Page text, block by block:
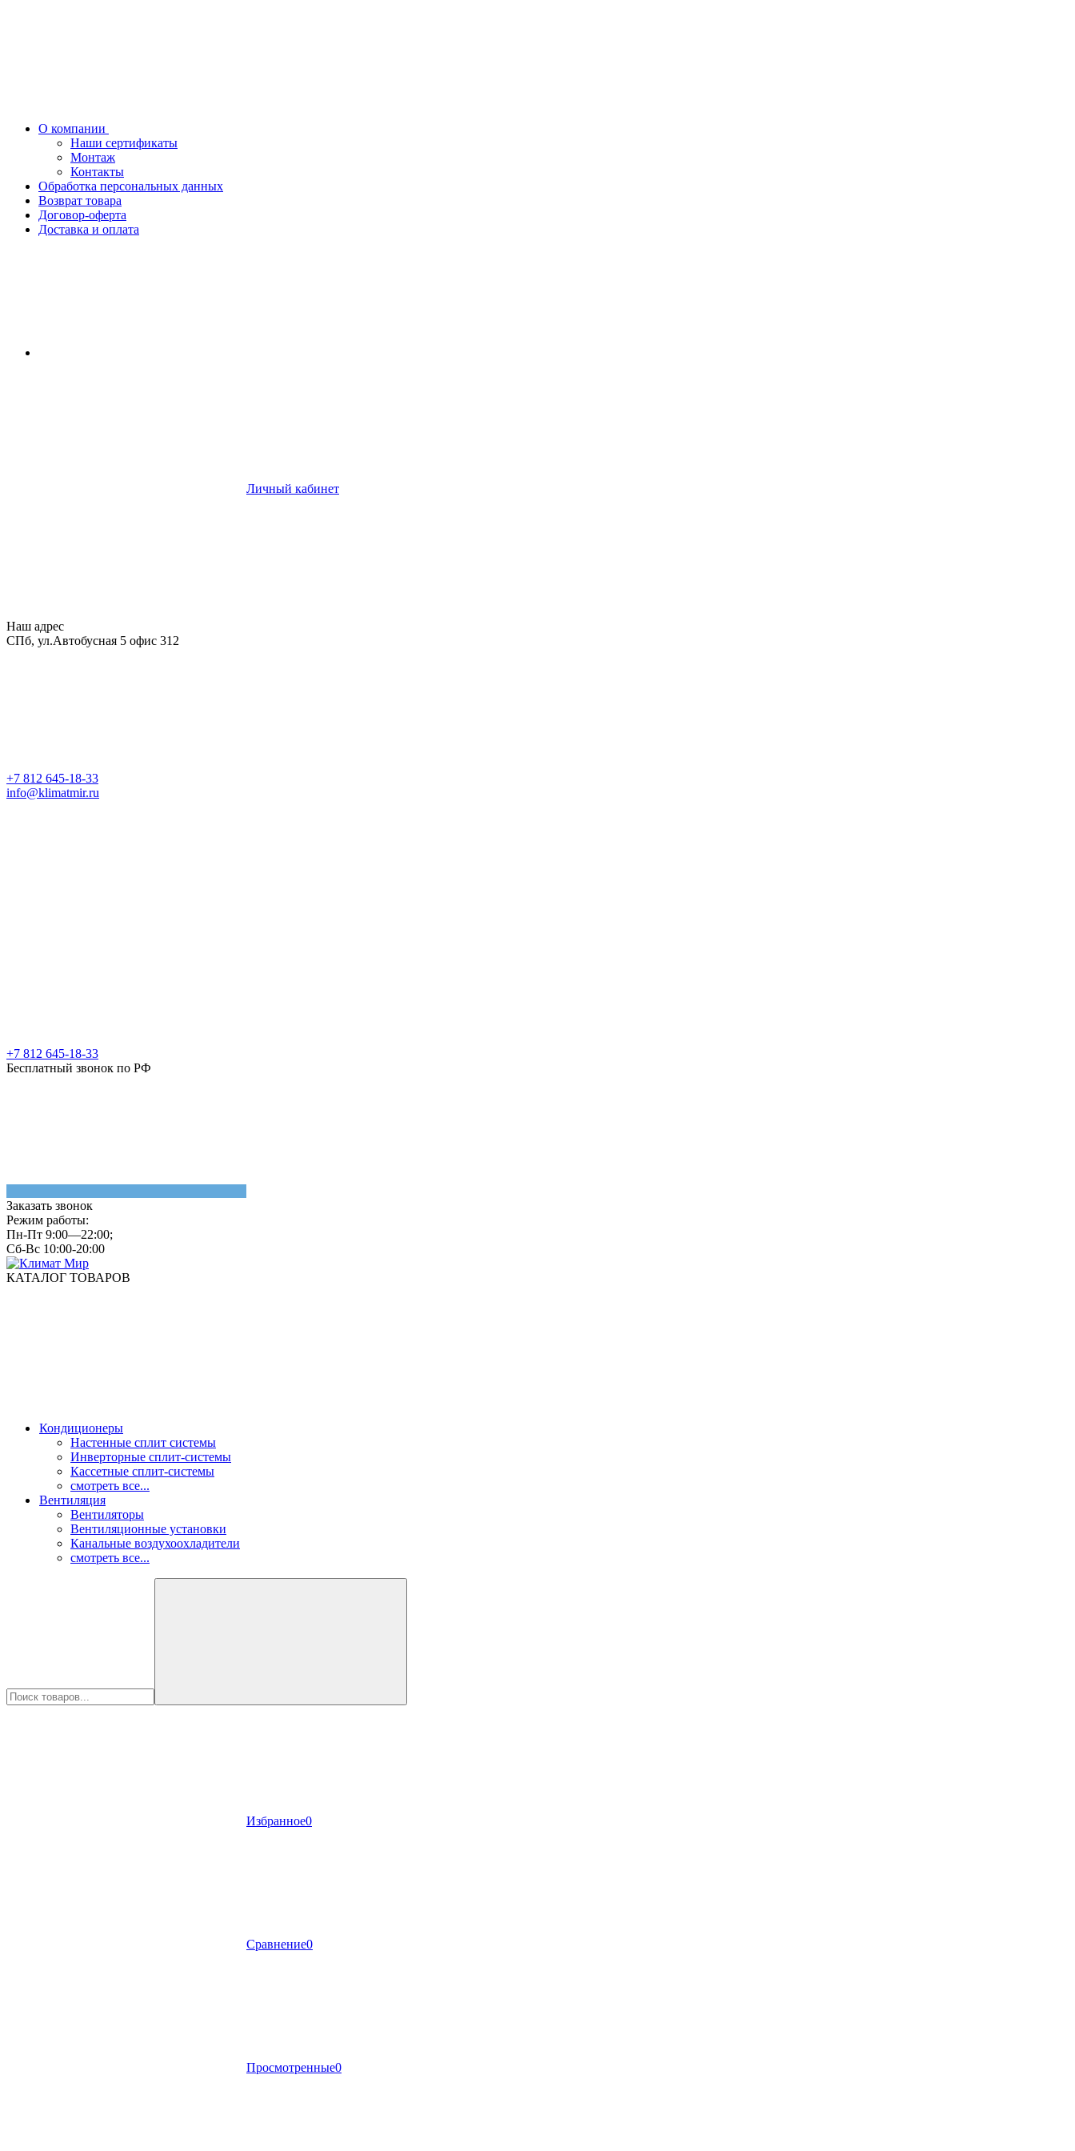
О компании
Наши сертификаты
Монтаж
Контакты
Обработка персональных данных
Возврат товара
Договор-оферта
Доставка и оплата
Личный кабинет
Наш адрес
СПб, ул.Автобусная 5 офис 312
+7 812 645-18-33
info@klimatmir.ru
+7 812 645-18-33
Бесплатный звонок по РФ
Заказать звонок
Режим работы:
Пн-Пт 9:00—22:00;
Сб-Вс 10:00-20:00
КАТАЛОГ ТОВАРОВ
Кондиционеры
Настенные сплит системы
Инверторные сплит-системы
Кассетные сплит-системы
смотреть все...
Вентиляция
Вентиляторы
Вентиляционные установки
Канальные воздухоохладители
смотреть все...
Избранное0
Сравнение0
Просмотренные0